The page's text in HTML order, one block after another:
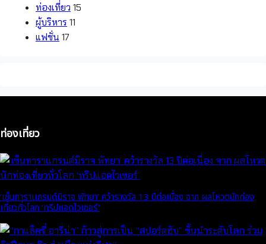
ท่องเที่ยว 15
ผู้บริหาร 11
แฟชั่น 17
ท่องเที่ยว
‘เซ็นทาราเเกรนด์มิราจ พัทยา’ คว้ารางวัล 13 ปีต่อเนื่อง จาก ผลโหวตนักท่อง
เที่ยวทั่วโลก ‘ทริปแอดไวเซอร์’